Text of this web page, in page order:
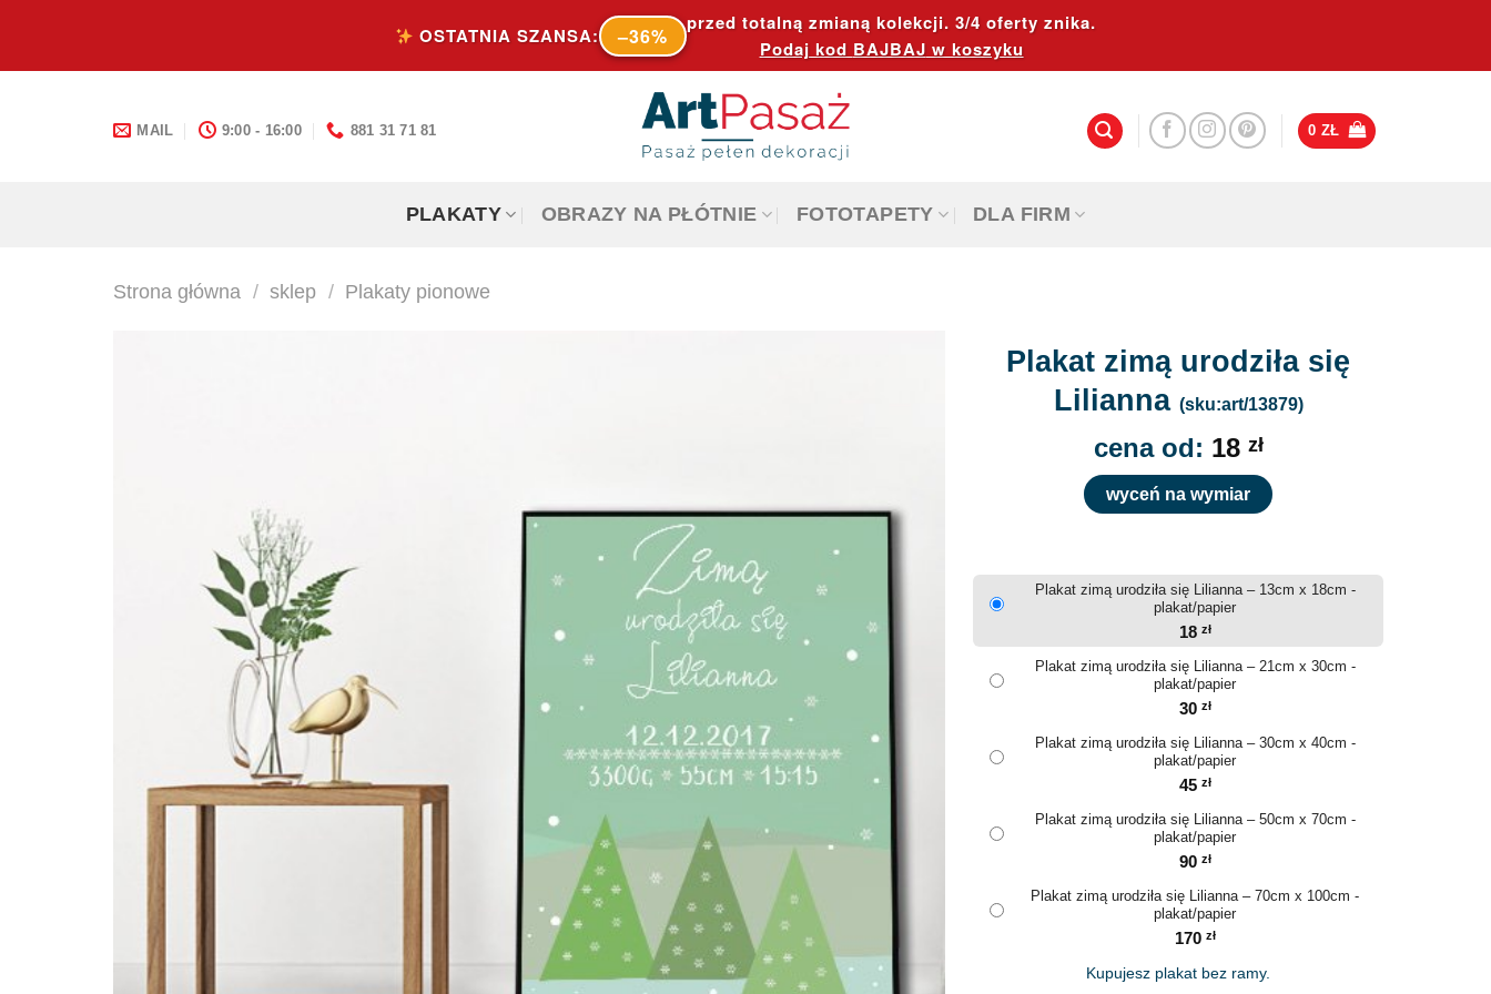
content
OSTATNIA SZANSA: –36%
przed totalną zmianą kolekcji. 3/4 oferty znika.
Podaj kod BAJBAJ w koszyku
MAIL 9:00 - 16:00 881 31 71 81 0 ZŁ
PLAKATY OBRAZY NA PŁÓTNIE FOTOTAPETY DLA FIRM
Strona główna / sklep / Plakaty pionowe
Plakat zimą urodziła się
Lilianna (sku:art/13879)
cena od: 18 zł
wyceń na wymiar
Plakat zimą urodziła się Lilianna – 13cm x 18cm -
plakat/papier
18 zł
Plakat zimą urodziła się Lilianna – 21cm x 30cm -
plakat/papier
30 zł
Plakat zimą urodziła się Lilianna – 30cm x 40cm -
plakat/papier
45 zł
Plakat zimą urodziła się Lilianna – 50cm x 70cm -
plakat/papier
90 zł
Plakat zimą urodziła się Lilianna – 70cm x 100cm -
plakat/papier
170 zł
Kupujesz plakat bez ramy.